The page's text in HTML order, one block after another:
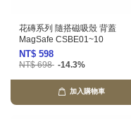
花磚系列 隨搭磁吸殼 背蓋
MagSafe CSBE01~10
NT$ 598
NT$ 698 -14.3%
加入購物車